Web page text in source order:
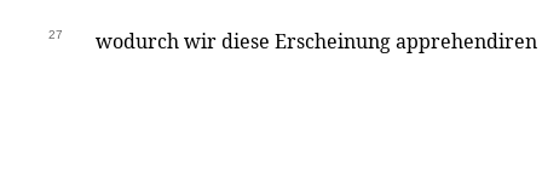
27 wodurch wir diese Erscheinung apprehendiren